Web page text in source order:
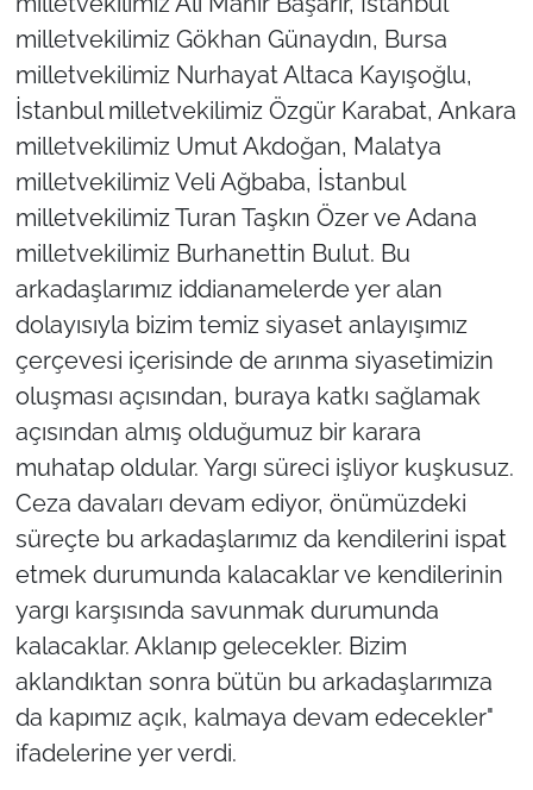
milletvekilimiz Gökhan Günaydın, Bursa
milletvekilimiz Nurhayat Altaca Kayışoğlu,
İstanbul milletvekilimiz Özgür Karabat, Ankara
milletvekilimiz Umut Akdoğan, Malatya
milletvekilimiz Veli Ağbaba, İstanbul
milletvekilimiz Turan Taşkın Özer ve Adana
milletvekilimiz Burhanettin Bulut. Bu
arkadaşlarımız iddianamelerde yer alan
dolayısıyla bizim temiz siyaset anlayışımız
çerçevesi içerisinde de arınma siyasetimizin
oluşması açısından, buraya katkı sağlamak
açısından almış olduğumuz bir karara
muhatap oldular. Yargı süreci işliyor kuşkusuz.
Ceza davaları devam ediyor, önümüzdeki
süreçte bu arkadaşlarımız da kendilerini ispat
etmek durumunda kalacaklar ve kendilerinin
yargı karşısında savunmak durumunda
kalacaklar. Aklanıp gelecekler. Bizim
aklandıktan sonra bütün bu arkadaşlarımıza
da kapımız açık, kalmaya devam edecekler"
ifadelerine yer verdi.